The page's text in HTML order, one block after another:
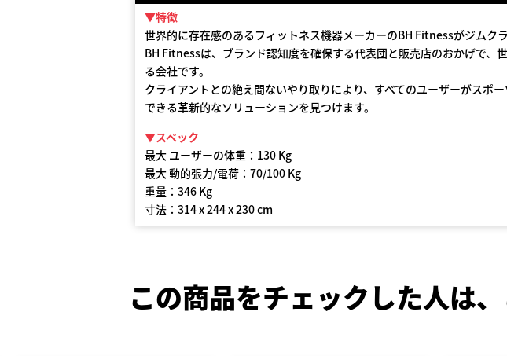
▼特徴
世界的に存在感のあるフィットネス機器メーカーのBH Fitnessがジムクラ
BH Fitnessは、ブランド認知度を確保する代表団と販売店のおかげで、
る会社です。
クライアントとの絶え間ないやり取りにより、すべてのユーザーがスポ
できる革新的なソリューションを見つけます。
▼スペック
最大 ユーザーの体重：130 Kg
最大 動的張力/電荷：70/100 Kg
重量：346 Kg
寸法：314 x 244 x 230 cm
この商品をチェックした人は、